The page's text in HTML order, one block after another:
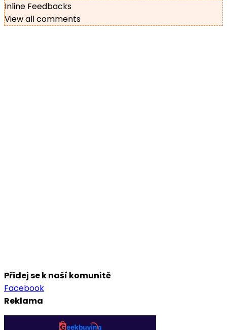
Inline Feedbacks
View all comments
Přidej se k naší komunitě
Facebook
Reklama